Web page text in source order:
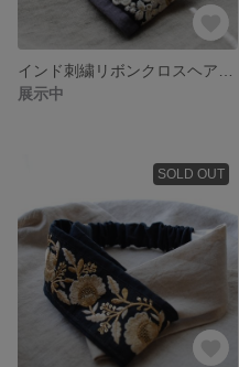
展示中
SOLD OUT